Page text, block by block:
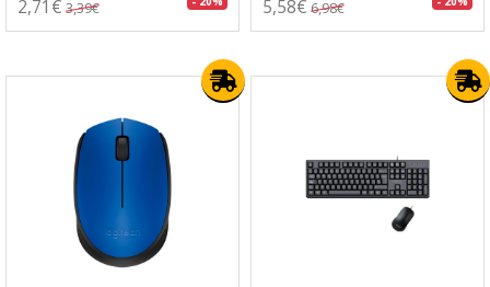
2,71€ 3,39€ 5,58€ 6,98€